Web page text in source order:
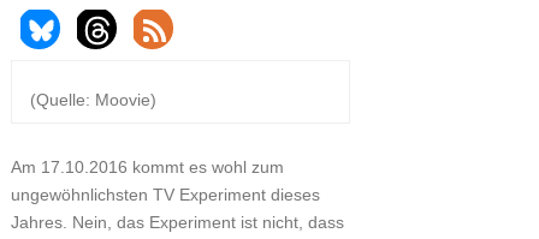
(Quelle: Moovie)
Am 17.10.2016 kommt es wohl zum
ungewöhnlichsten TV Experiment dieses
Jahres. Nein, das Experiment ist nicht, dass